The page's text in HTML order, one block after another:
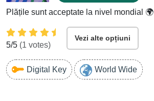
Plățile sunt acceptate la nivel mondial 🌍
5/5 (1 votes)
Vezi alte opțiuni
Digital Key World Wide